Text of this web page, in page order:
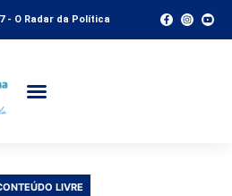
- O Radar da Política
LIVRE